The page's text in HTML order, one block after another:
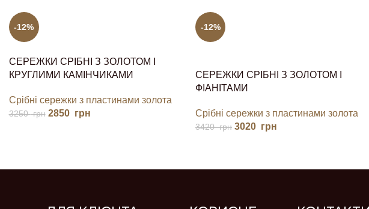
-12%
СЕРЕЖКИ СРІБНІ З ЗОЛОТОМ І
КРУГЛИМИ КАМІНЧИКАМИ
Срібні сережки з пластинами золота
3250грн 2850 грн
-12%
СЕРЕЖКИ СРІБНІ З ЗОЛОТОМ І
ФІАНІТАМИ
Срібні сережки з пластинами золота
3420грн 3020 грн